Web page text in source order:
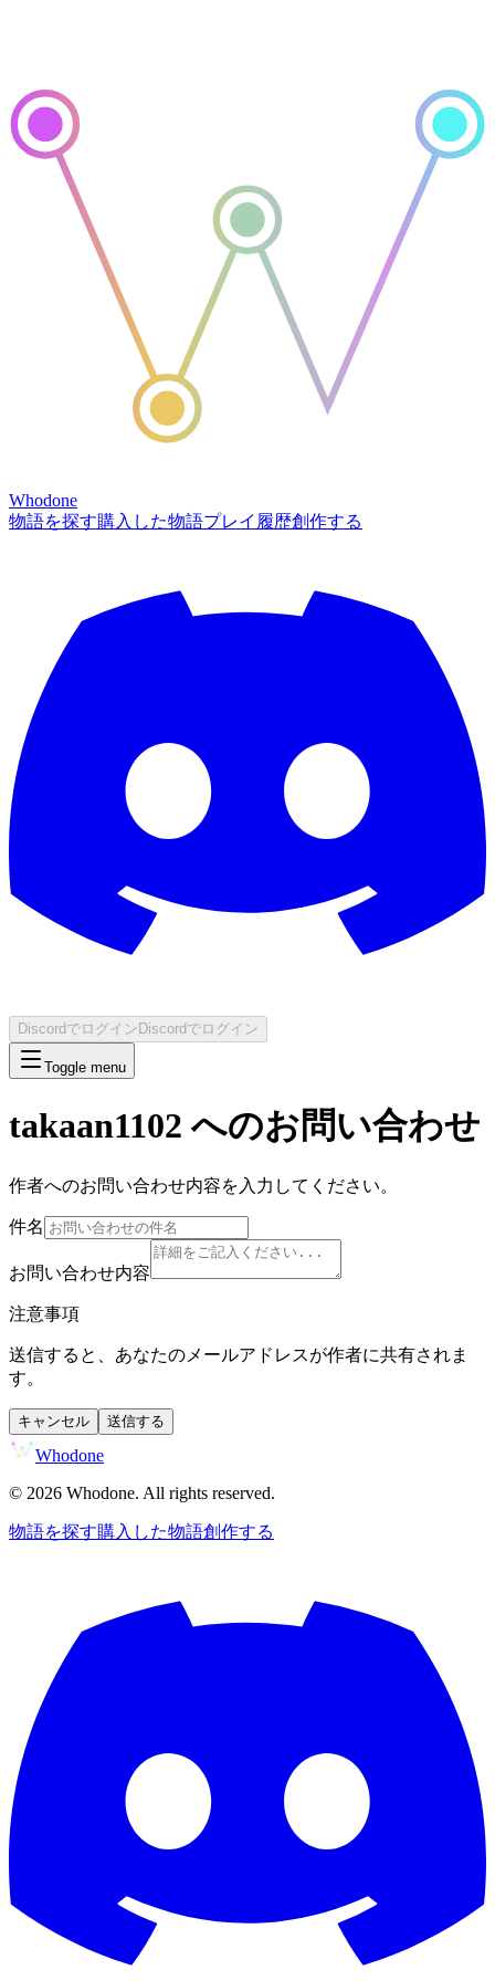
Whodone
物語を探す購入した物語プレイ履歴創作する
Discordでログイン Discordでログイン
Toggle menu
takaan1102 へのお問い合わせ
作者へのお問い合わせ内容を入力してください。
件名
お問い合わせ内容
注意事項
送信すると、あなたのメールアドレスが作者に共有されま
す。
キャンセル 送信する
Whodone
© 2026 Whodone. All rights reserved.
物語を探す購入した物語創作する